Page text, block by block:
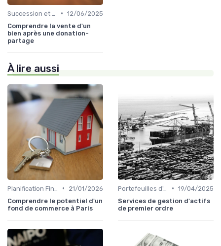
• 12/06/2025
Comprendre la vente d'un
bien après une donation-
partage
À lire aussi
•
21/01/2026
Comprendre le potentiel d'un
fond de commerce à Paris
• 19/04/2025
Services de gestion d'actifs
de premier ordre